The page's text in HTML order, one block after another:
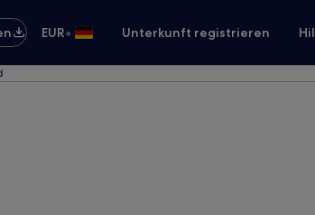
EUR• Unterkunft registrieren